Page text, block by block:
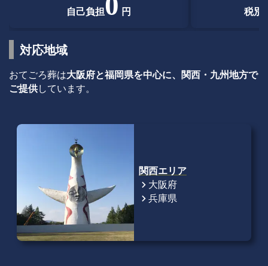
自己負担 円 税別
対応地域
おてごろ葬は大阪府と福岡県を中心に、関西・九州地方で
ご提供しています。
関西エリア
chevron_right大阪府
chevron_right兵庫県